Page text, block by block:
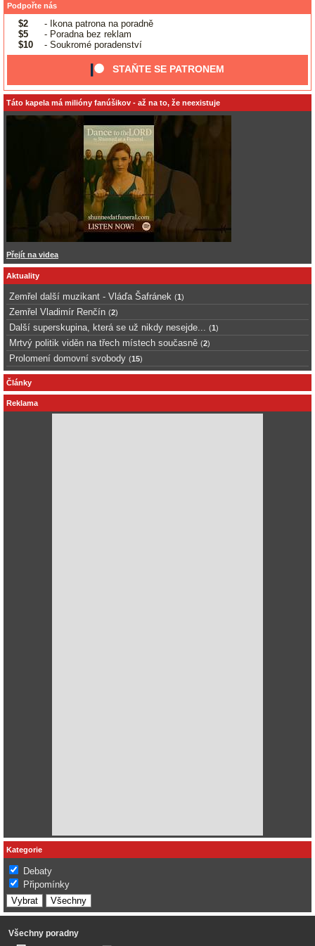
Podpořte nás
$2
- Ikona patrona na poradně
$5
- Poradna bez reklam
$10
- Soukromé poradenství
STAŇTE SE PATRONEM
Táto kapela má milióny fanúšikov - až na to, že neexistuje
Přejít na videa
Aktuality
Zemřel další muzikant - Vláďa Šafránek (1)
Zemřel Vladimír Renčín (2)
Další superskupina, která se už nikdy nesejde... (1)
Mrtvý politik viděn na třech místech současně (2)
Prolomení domovní svobody (15)
Články
Reklama
Kategorie
Debaty
Připomínky
Všechny poradny